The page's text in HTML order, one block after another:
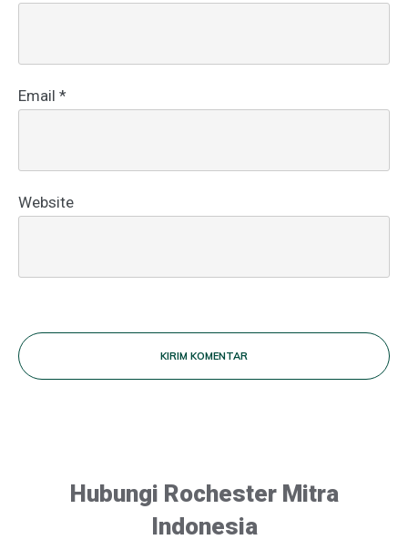
Email *
Website
KIRIM KOMENTAR
Hubungi Rochester Mitra
Indonesia